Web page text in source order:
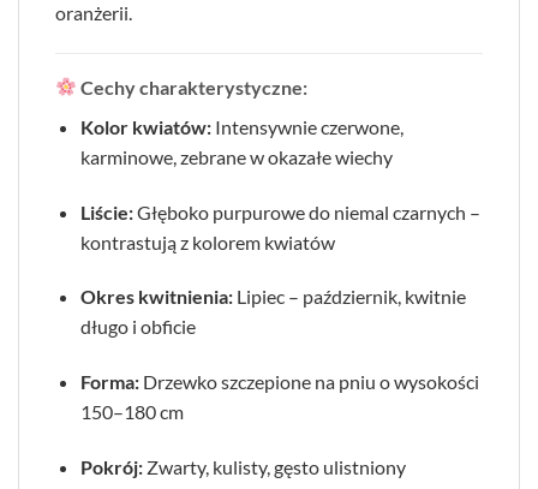
oranżerii.
Cechy charakterystyczne:
Kolor kwiatów:Intensywnie czerwone,
karminowe, zebrane w okazałe wiechy
Liście:Głęboko purpurowe do niemal czarnych –
kontrastują z kolorem kwiatów
Okres kwitnienia:Lipiec – październik, kwitnie
długo i obficie
Forma:Drzewko szczepione na pniu o wysokości
150–180 cm
Pokrój:Zwarty, kulisty, gęsto ulistniony